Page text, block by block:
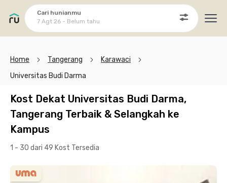
Cari hunianmu
7 Agt 26 - Belum tahu
Home Tangerang
Karawaci
Universitas Budi Darma
Kost Dekat Universitas Budi Darma,
Tangerang Terbaik & Selangkah ke
Kampus
1 - 30 dari 49 Kost Tersedia